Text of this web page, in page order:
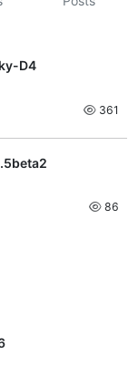
D4
361
86